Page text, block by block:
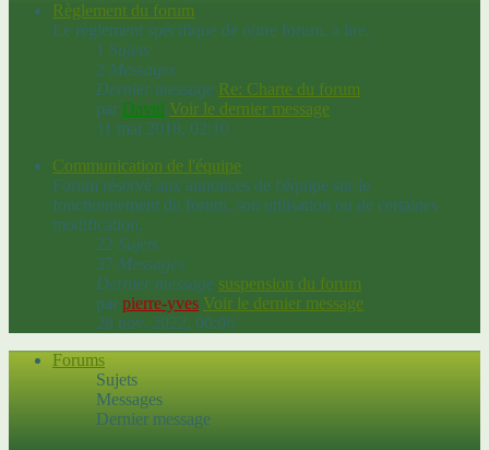
Règlement du forum
Le règlement spécifique de notre forum, à lire.
1 Sujets
2 Messages
Dernier message Re: Charte du forum
par David Voir le dernier message
11 mai 2018, 02:10
Communication de l'équipe
Forum réservé aux annonces de l'équipe sur le
fonctionnement du forum, son utilisation ou de certaines
modification.
22 Sujets
37 Messages
Dernier message suspension du forum
par pierre-yves Voir le dernier message
28 nov. 2022, 00:06
Forums
Sujets
Messages
Dernier message